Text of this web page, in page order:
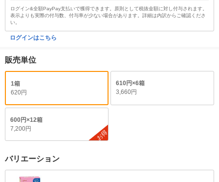
ログイン&全額PayPay支払いで獲得できます。原則として税抜金額に対し付与されます。
表示よりも実際の付与数、付与率が少ない場合があります。詳細は内訳からご確認くださ
い。
ログインはこちら
販売単位
1箱
620円
610円×6箱
3,660円
600円×12箱
7,200円
お得
バリエーション